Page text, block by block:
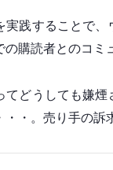
実践することで、
の購読者とのコミ
てどうしても嫌
・・。売り手の訴